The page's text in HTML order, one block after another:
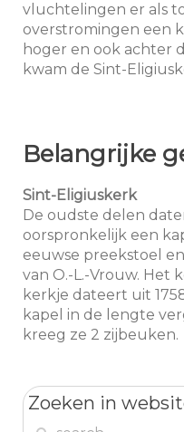
vluchtelingen er als
overstromingen een
hoger en ook achter
kwam de Sint-
Belangrijke
Sint-Eligiuskerk
De oudste delen
oorspronkelijk een
eeuwse preekstoel
van O.-L.-Vrouw. Het
kerkje dateert uit
kapel in de lengte
kreeg ze 2 zijbeuken.
Zoeken in